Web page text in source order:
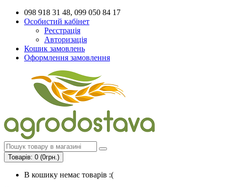
098 918 31 48, 099 050 84 17
Особистий кабінет
Реєстрація
Авторизація
Кошик замовлень
Оформлення замовлення
Товарів: 0 (0грн.)
В кошику немає товарів :(